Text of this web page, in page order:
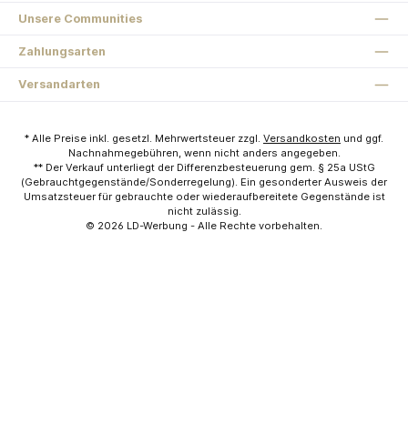
Unsere Communities
Zahlungsarten
Versandarten
* Alle Preise inkl. gesetzl. Mehrwertsteuer zzgl. Versandkosten und ggf.
Nachnahmegebühren, wenn nicht anders angegeben.
** Der Verkauf unterliegt der Differenzbesteuerung gem. § 25a UStG
(Gebrauchtgegenstände/Sonderregelung). Ein gesonderter Ausweis der
Umsatzsteuer für gebrauchte oder wiederaufbereitete Gegenstände ist
nicht zulässig.
© 2026 LD-Werbung - Alle Rechte vorbehalten.